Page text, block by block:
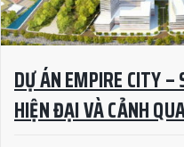
DỰ ÁN EMPIRE CITY
HIỆN ĐẠI VÀ CẢNH